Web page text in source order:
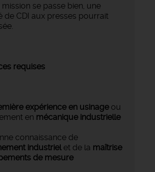
mission se passe bien, une
de CDI aux presses pourrait
requises
expérience en usinageou
en mécanique industrielle
connaissance de
industrielet de la maîtrise
de mesure